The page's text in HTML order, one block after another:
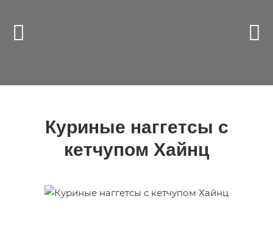
Куриные наггетсы с
кетчупом Хайнц